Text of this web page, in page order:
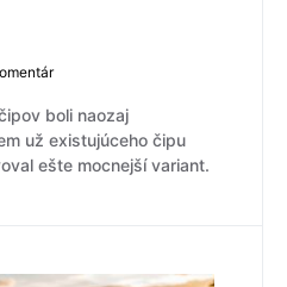
boli naozaj
už existujúceho čipu
ešte mocnejší variant.